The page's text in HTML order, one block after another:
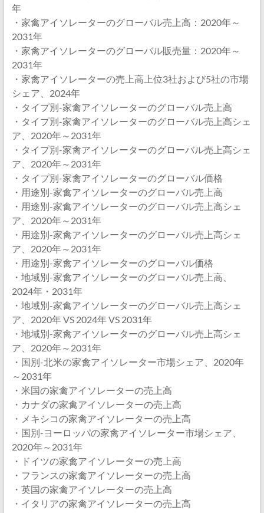
年
・家禽アイソレーターのグローバル売上高：2020年～
2031年
・家禽アイソレーターのグローバル販売量：2020年～
2031年
・家禽アイソレーターの売上高上位3社および5社の市場
シェア、2024年
・タイプ別-家禽アイソレーターのグローバル売上高
・タイプ別-家禽アイソレーターのグローバル売上高シェ
ア、2020年～2031年
・タイプ別-家禽アイソレーターのグローバル売上高シェ
ア、2020年～2031年
・タイプ別-家禽アイソレーターのグローバル価格
・用途別-家禽アイソレーターのグローバル売上高
・用途別-家禽アイソレーターのグローバル売上高シェ
ア、2020年～2031年
・用途別-家禽アイソレーターのグローバル売上高シェ
ア、2020年～2031年
・用途別-家禽アイソレーターのグローバル価格
・地域別-家禽アイソレーターのグローバル売上高、
2024年・2031年
・地域別-家禽アイソレーターのグローバル売上高シェ
ア、2020年 VS 2024年 VS 2031年
・地域別-家禽アイソレーターのグローバル売上高シェ
ア、2020年～2031年
・国別-北米の家禽アイソレーター市場シェア、2020年
～2031年
・米国の家禽アイソレーターの売上高
・カナダの家禽アイソレーターの売上高
・メキシコの家禽アイソレーターの売上高
・国別-ヨーロッパの家禽アイソレーター市場シェア、
2020年～2031年
・ドイツの家禽アイソレーターの売上高
・フランスの家禽アイソレーターの売上高
・英国の家禽アイソレーターの売上高
・イタリアの家禽アイソレーターの売上高